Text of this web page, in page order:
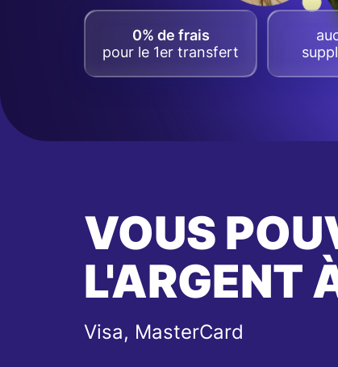
0% de frais
pour le 1er transfert
VOUS
L'ARGENT
Visa, MasterCard